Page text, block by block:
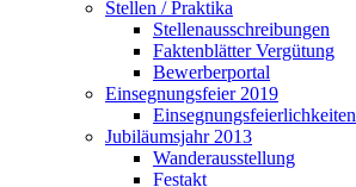
Stellen / Praktika
Stellenausschreibungen
Faktenblätter Vergütung
Bewerberportal
Einsegnungsfeier 2019
Einsegnungsfeierlichkeiten
Jubiläumsjahr 2013
Wanderausstellung
Festakt